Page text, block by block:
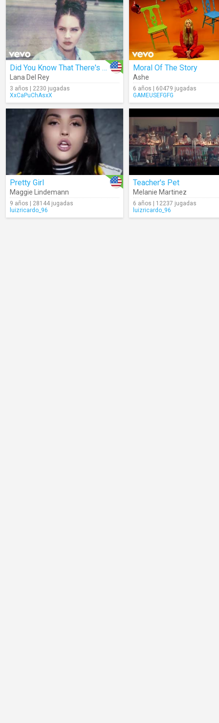
Did You Know That There's A Tunnel Under Ocean Blvd (Audio)
Lana Del Rey
3 años | 2230 jugadas
XxCaPuChAsxX
Moral Of The Story
Ashe
6 años | 60479 jugadas
GAMEUSEFGFG
Pretty Girl
Maggie Lindemann
9 años | 28144 jugadas
luizricardo_96
Teacher's Pet
Melanie Martinez
6 años | 12237 jugadas
luizricardo_96